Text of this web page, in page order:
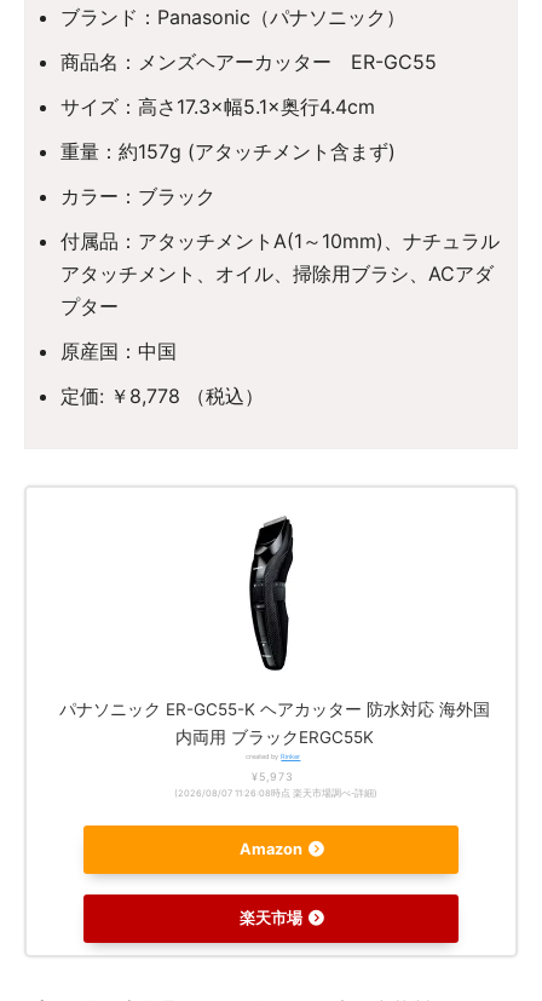
ブランド：Panasonic（パナソニック）
商品名：メンズヘアーカッター ER-GC55
サイズ：高さ17.3×幅5.1×奥行4.4cm
重量：約157g (アタッチメント含まず)
カラー：ブラック
付属品：アタッチメントA(1～10mm)、ナチュラル
アタッチメント、オイル、掃除用ブラシ、ACアダ
プター
原産国：中国
定価: ￥8,778 （税込）
パナソニック ER-GC55-K ヘアカッター 防水対応 海外国
内両用 ブラックERGC55K
created by Rinker
¥5,973
(2026/08/07 11:26:08時点 楽天市場調べ-詳細)
Amazon
楽天市場